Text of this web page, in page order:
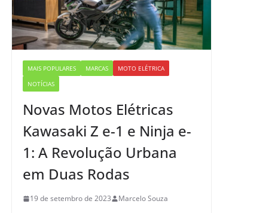
MAIS POPULARES MARCAS
MOTO ELÉTRICA
NOTÍCIAS
Novas Motos Elétricas
Kawasaki Z e-1 e Ninja e-
1: A Revolução Urbana
em Duas Rodas
19 de setembro de 2023 Marcelo Souza